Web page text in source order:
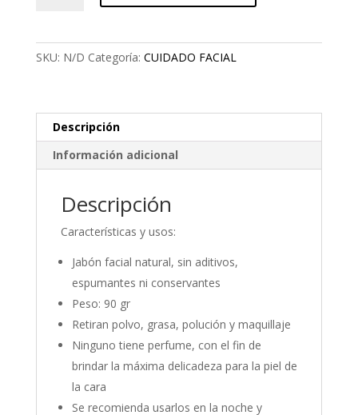
SKU: N/D Categoría: CUIDADO FACIAL
Descripción
Información adicional
Descripción
Características y usos:
Jabón facial natural, sin aditivos,
espumantes ni conservantes
Peso: 90 gr
Retiran polvo, grasa, polución y maquillaje
Ninguno tiene perfume, con el fin de
brindar la máxima delicadeza para la piel de
la cara
Se recomienda usarlos en la noche y